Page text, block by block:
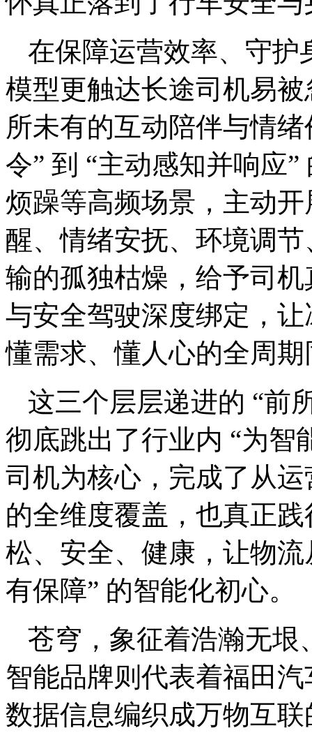
在保障运营效率、守
模型更触达长途司机易
所未有的互动陪伴与情
令” 到 “主动感知并响应
烦躁等高频场景，主动
醒、情绪安抚、环境调
输的孤独枯燥，给予司
与安全驾驶深度绑定，
懂需求、懂人心的全周
这三个层层递进的 “前
彻底跳出了行业内 “为智
司机为核心，完成了从
的全维度覆盖，也真正
松、安全、健康，让物
有保障” 的智能化初心。
苍穹，象征着浩瀚无
智能品牌则代表着福田
数据信息编织成万物互